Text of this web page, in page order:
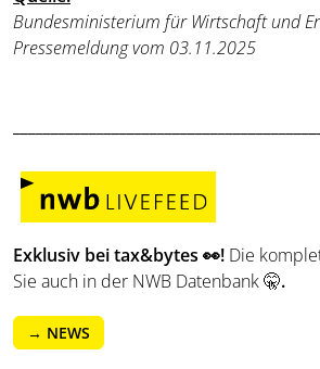
Bundesministerium für Wirtschaft und
Pressemeldung vom 03.11.2025
Exklusiv bei tax&bytes 👀! Die
Sie auch in der NWB Datenbank 🤫.
→ NEWS